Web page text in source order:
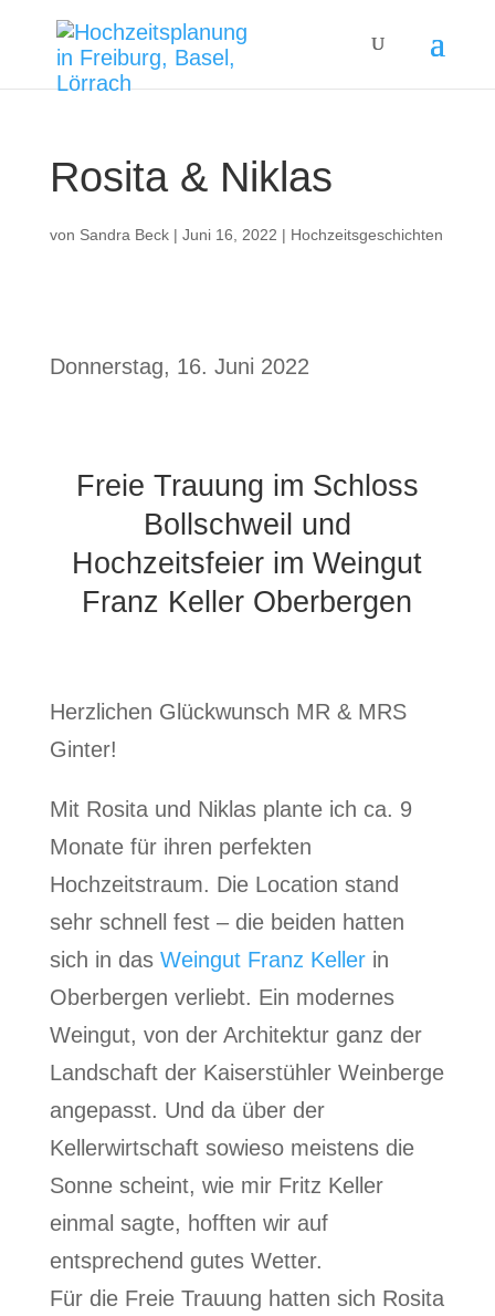
Rosita & Niklas
von Sandra Beck| Juni 16, 2022 | Hochzeitsgeschichten
Donnerstag, 16. Juni 2022
Freie Trauung im Schloss
Bollschweil und
Hochzeitsfeier im Weingut
Franz Keller Oberbergen
Herzlichen Glückwunsch MR & MRS
Ginter!
Mit Rosita und Niklas plante ich ca. 9
Monate für ihren perfekten
Hochzeitstraum. Die Location stand
sehr schnell fest – die beiden hatten
sich in das Weingut Franz Kellerin
Oberbergen verliebt. Ein modernes
Weingut, von der Architektur ganz der
Landschaft der Kaiserstühler Weinberge
angepasst. Und da über der
Kellerwirtschaft sowieso meistens die
Sonne scheint, wie mir Fritz Keller
einmal sagte, hofften wir auf
entsprechend gutes Wetter.
Für die Freie Trauung hatten sich Rosita